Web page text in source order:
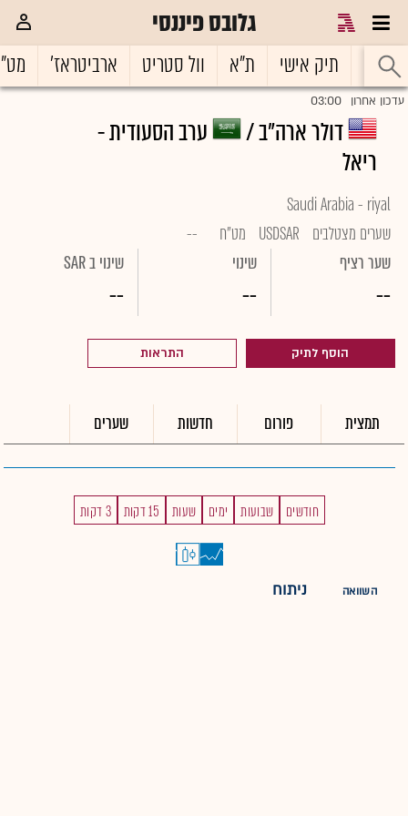
גלובס פיננסי
ראשי תיק אישי ת"א וול סטריט ארביטראז'
עדכון אחרון 03:00
דולר ארה"ב /
ערב הסעודית -
ריאל
Saudi Arabia - riyal
שערים מצטלבים
USDSAR מט"ח
--
שער רציף
--
שינוי
--
שינוי ב SAR
--
הוסף לתיק התראות
תמצית פורום חדשות שערים
חודשים שבועות ימים שעות 15 דקות 3 דקות
השוואה ניתוח